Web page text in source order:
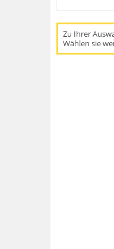
Zu Ihrer
Wählen sie